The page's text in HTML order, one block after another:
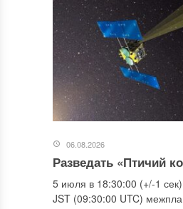
06.08.2026
Разведать «Птичий
5 июля в 18:30:00 (+/-1 сек)
JST (09:30:00 UTC)